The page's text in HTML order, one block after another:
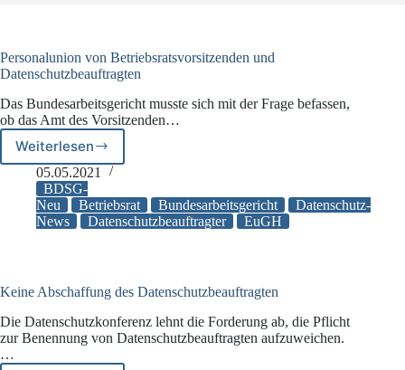
Personalunion von Betriebsratsvorsitzenden und
Datenschutzbeauftragten
Das Bundesarbeitsgericht musste sich mit der Frage befassen,
ob das Amt des Vorsitzenden…
WeiterlesenPersonalunion
von
Betriebsratsvorsitzenden
und
Datenschutzbeauftragten
05.05.2021
BDSG-
Neu
Betriebsrat Bundesarbeitsgericht
Datenschutz-
News
Datenschutzbeauftragter EuGH
Keine Abschaffung des Datenschutzbeauftragten
Die Datenschutzkonferenz lehnt die Forderung ab, die Pflicht
zur Benennung von Datenschutzbeauftragten aufzuweichen.
…